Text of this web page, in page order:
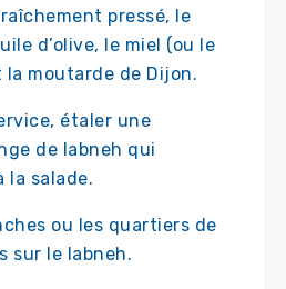
pressé, le
d’olive, le miel (ou le
la moutarde de Dijon.
étaler une
de labneh qui
la salade.
ou les quartiers de
sur le labneh.